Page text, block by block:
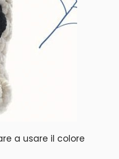
a usare il colore